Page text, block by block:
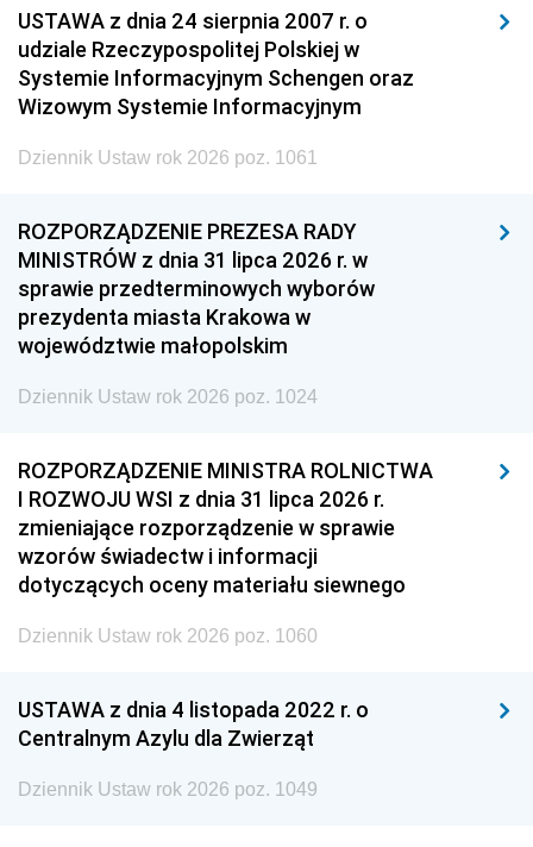
USTAWA z dnia 24 sierpnia 2007 r. o
udziale Rzeczypospolitej Polskiej w
Systemie Informacyjnym Schengen oraz
Wizowym Systemie Informacyjnym
Dziennik Ustaw rok 2026 poz. 1061
ROZPORZĄDZENIE PREZESA RADY
MINISTRÓW z dnia 31 lipca 2026 r. w
sprawie przedterminowych wyborów
prezydenta miasta Krakowa w
województwie małopolskim
Dziennik Ustaw rok 2026 poz. 1024
ROZPORZĄDZENIE MINISTRA ROLNICTWA
I ROZWOJU WSI z dnia 31 lipca 2026 r.
zmieniające rozporządzenie w sprawie
wzorów świadectw i informacji
dotyczących oceny materiału siewnego
Dziennik Ustaw rok 2026 poz. 1060
USTAWA z dnia 4 listopada 2022 r. o
Centralnym Azylu dla Zwierząt
Dziennik Ustaw rok 2026 poz. 1049